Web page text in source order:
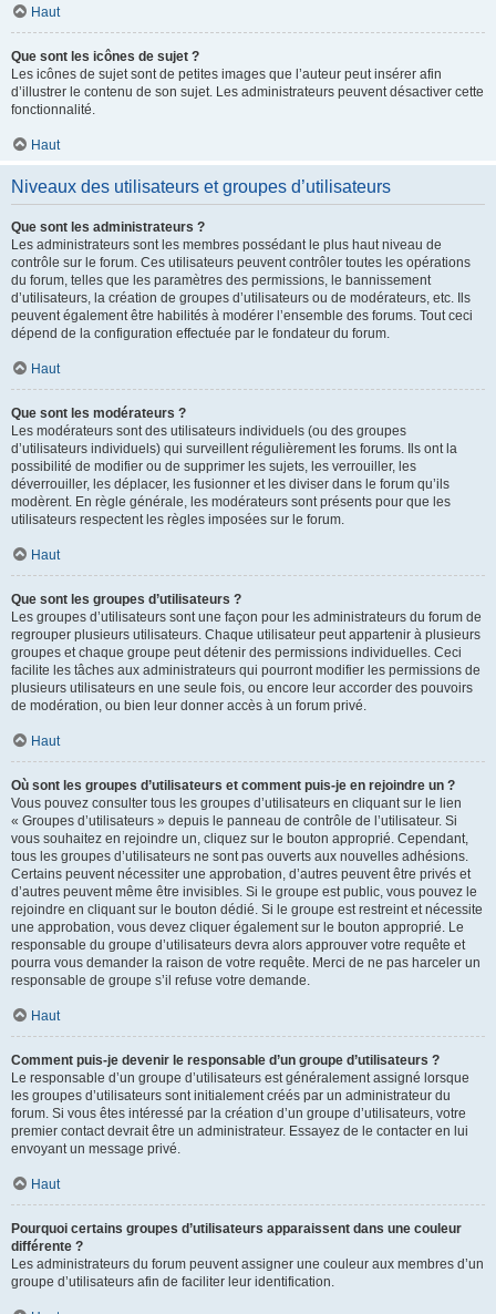
Haut
Que sont les icônes de sujet ?
Les icônes de sujet sont de petites images que l’auteur peut insérer afin
d’illustrer le contenu de son sujet. Les administrateurs peuvent désactiver cette
fonctionnalité.
Haut
Niveaux des utilisateurs et groupes d’utilisateurs
Que sont les administrateurs ?
Les administrateurs sont les membres possédant le plus haut niveau de
contrôle sur le forum. Ces utilisateurs peuvent contrôler toutes les opérations
du forum, telles que les paramètres des permissions, le bannissement
d’utilisateurs, la création de groupes d’utilisateurs ou de modérateurs, etc. Ils
peuvent également être habilités à modérer l’ensemble des forums. Tout ceci
dépend de la configuration effectuée par le fondateur du forum.
Haut
Que sont les modérateurs ?
Les modérateurs sont des utilisateurs individuels (ou des groupes
d’utilisateurs individuels) qui surveillent régulièrement les forums. Ils ont la
possibilité de modifier ou de supprimer les sujets, les verrouiller, les
déverrouiller, les déplacer, les fusionner et les diviser dans le forum qu’ils
modèrent. En règle générale, les modérateurs sont présents pour que les
utilisateurs respectent les règles imposées sur le forum.
Haut
Que sont les groupes d’utilisateurs ?
Les groupes d’utilisateurs sont une façon pour les administrateurs du forum de
regrouper plusieurs utilisateurs. Chaque utilisateur peut appartenir à plusieurs
groupes et chaque groupe peut détenir des permissions individuelles. Ceci
facilite les tâches aux administrateurs qui pourront modifier les permissions de
plusieurs utilisateurs en une seule fois, ou encore leur accorder des pouvoirs
de modération, ou bien leur donner accès à un forum privé.
Haut
Où sont les groupes d’utilisateurs et comment puis-je en rejoindre un ?
Vous pouvez consulter tous les groupes d’utilisateurs en cliquant sur le lien
« Groupes d’utilisateurs » depuis le panneau de contrôle de l’utilisateur. Si
vous souhaitez en rejoindre un, cliquez sur le bouton approprié. Cependant,
tous les groupes d’utilisateurs ne sont pas ouverts aux nouvelles adhésions.
Certains peuvent nécessiter une approbation, d’autres peuvent être privés et
d’autres peuvent même être invisibles. Si le groupe est public, vous pouvez le
rejoindre en cliquant sur le bouton dédié. Si le groupe est restreint et nécessite
une approbation, vous devez cliquer également sur le bouton approprié. Le
responsable du groupe d’utilisateurs devra alors approuver votre requête et
pourra vous demander la raison de votre requête. Merci de ne pas harceler un
responsable de groupe s’il refuse votre demande.
Haut
Comment puis-je devenir le responsable d’un groupe d’utilisateurs ?
Le responsable d’un groupe d’utilisateurs est généralement assigné lorsque
les groupes d’utilisateurs sont initialement créés par un administrateur du
forum. Si vous êtes intéressé par la création d’un groupe d’utilisateurs, votre
premier contact devrait être un administrateur. Essayez de le contacter en lui
envoyant un message privé.
Haut
Pourquoi certains groupes d’utilisateurs apparaissent dans une couleur
différente ?
Les administrateurs du forum peuvent assigner une couleur aux membres d’un
groupe d’utilisateurs afin de faciliter leur identification.